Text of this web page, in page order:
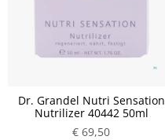
Dr. Grandel Nutri Sensation
Nutrilizer 40442 50ml
€ 69,50